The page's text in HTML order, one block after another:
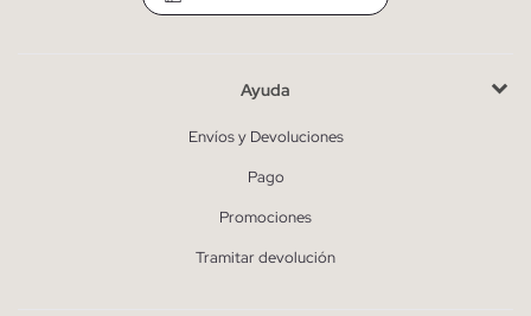
Ayuda
Envíos y Devoluciones
Pago
Promociones
Tramitar devolución